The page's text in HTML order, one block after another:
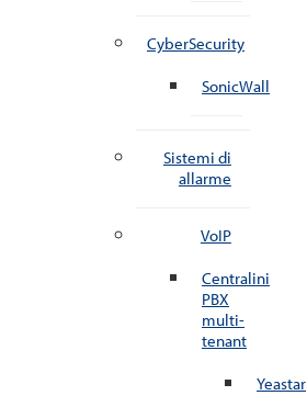
CyberSecurity
SonicWall
Sistemi di
allarme
VoIP
Centralini
PBX
multi-
tenant
Yeastar